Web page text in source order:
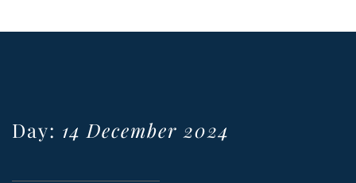
Day: 14 December 2024